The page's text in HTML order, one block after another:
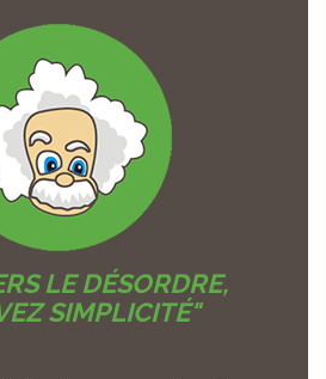
LE DÉSORDRE,
SIMPLICITÉ"